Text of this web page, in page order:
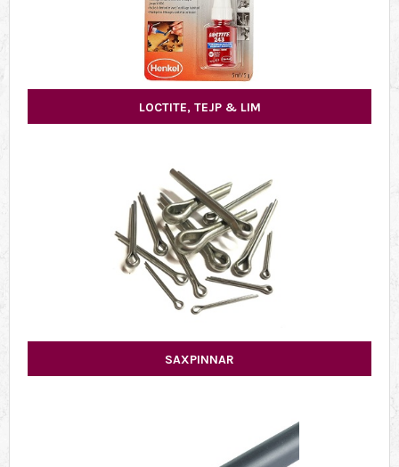
LOCTITE, TEJP & LIM
SAXPINNAR